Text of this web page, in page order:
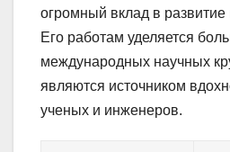
огромный вклад в развитие
Его работам уделяется
международных научных
являются источником
ученых и инженеров.